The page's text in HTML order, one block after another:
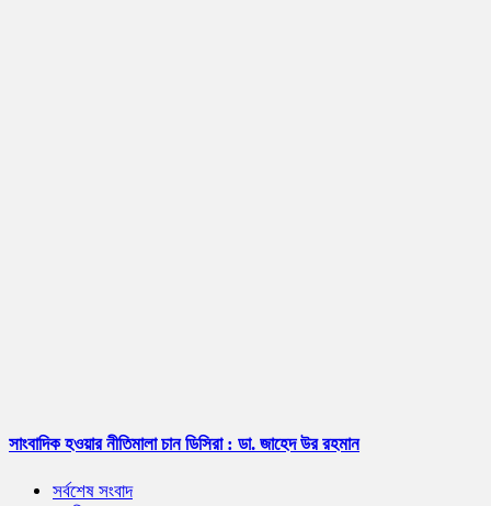
সাংবাদিক হওয়ার নীতিমালা চান ডিসিরা : ডা. জাহেদ উর রহমান
সর্বশেষ সংবাদ